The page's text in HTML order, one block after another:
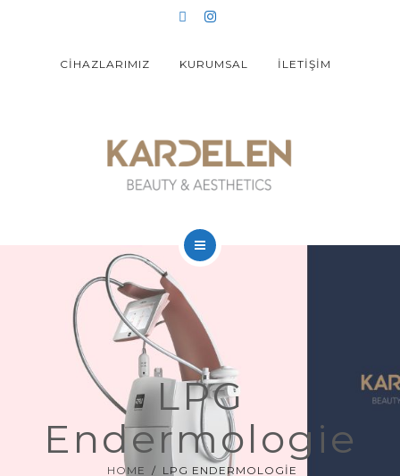
KALICI MAKYAJ
360 SANAL TUR
CİHAZLARIMIZ KURUMSAL İLETİŞİM
YÜZ GENÇLEŞTİRME
LAZER EPİLASYON
ZAYIFLAMA
LPG
Endermologie
HOME LPG ENDERMOLOGIE